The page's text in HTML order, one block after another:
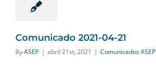
Comunicado 2021-04-21
ByASEP | abril 21st, 2021 | Comunicados ASEP